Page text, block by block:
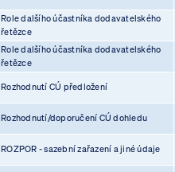
Role dalšího účastníka dodavatelského
řetězce
Role dalšího účastníka dodavatelského
řetězce
Rozhodnutí CÚ předložení
Rozhodnutí/doporučení CÚ dohledu
ROZPOR - sazební zařazení a jiné údaje